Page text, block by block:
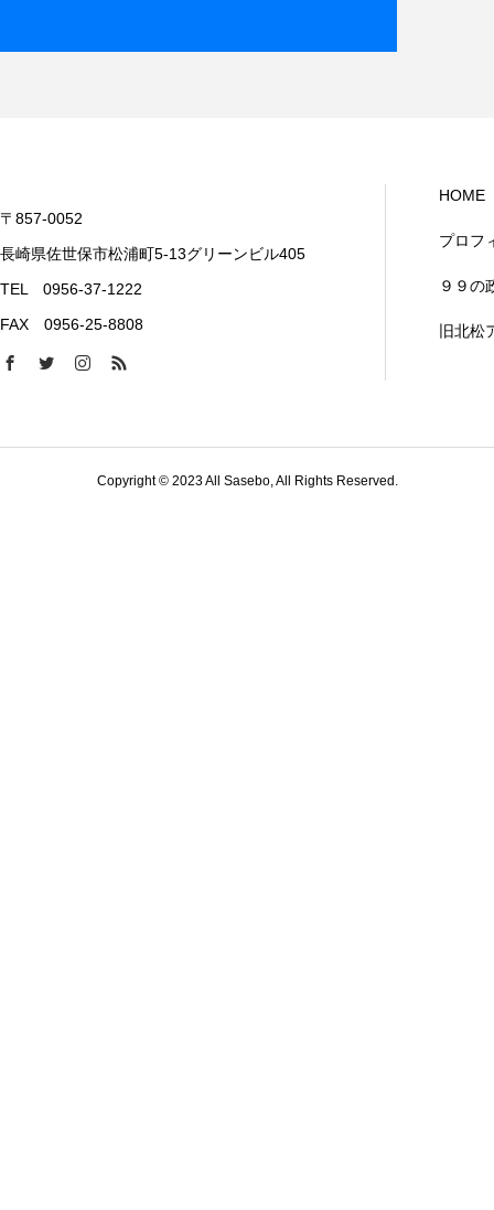
〒857-0052
長崎県佐世保市松浦町5-13​グリーンビル405
TEL 0956-37-1222
​FAX 0956-25-8808
HOME
プロフ
９９の
旧北松
Copyright © 2023 All Sasebo, All Rights Reserved.